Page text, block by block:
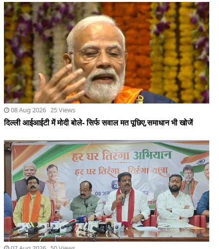
08 Aug 2026 25 Views
दिल्ली आईआईटी में मोदी बोले- सिर्फ सवाल मत पूछिए,समाधान भी खोजें
07 Aug 2026 50 Views
बस्तर संभाग में 500 से अधिक स्कूलों, प्रमुख चौराहों और सामुदायिक भवनों
का नामकरण शहीदों के नाम पर किया जाएगा : शर्मा